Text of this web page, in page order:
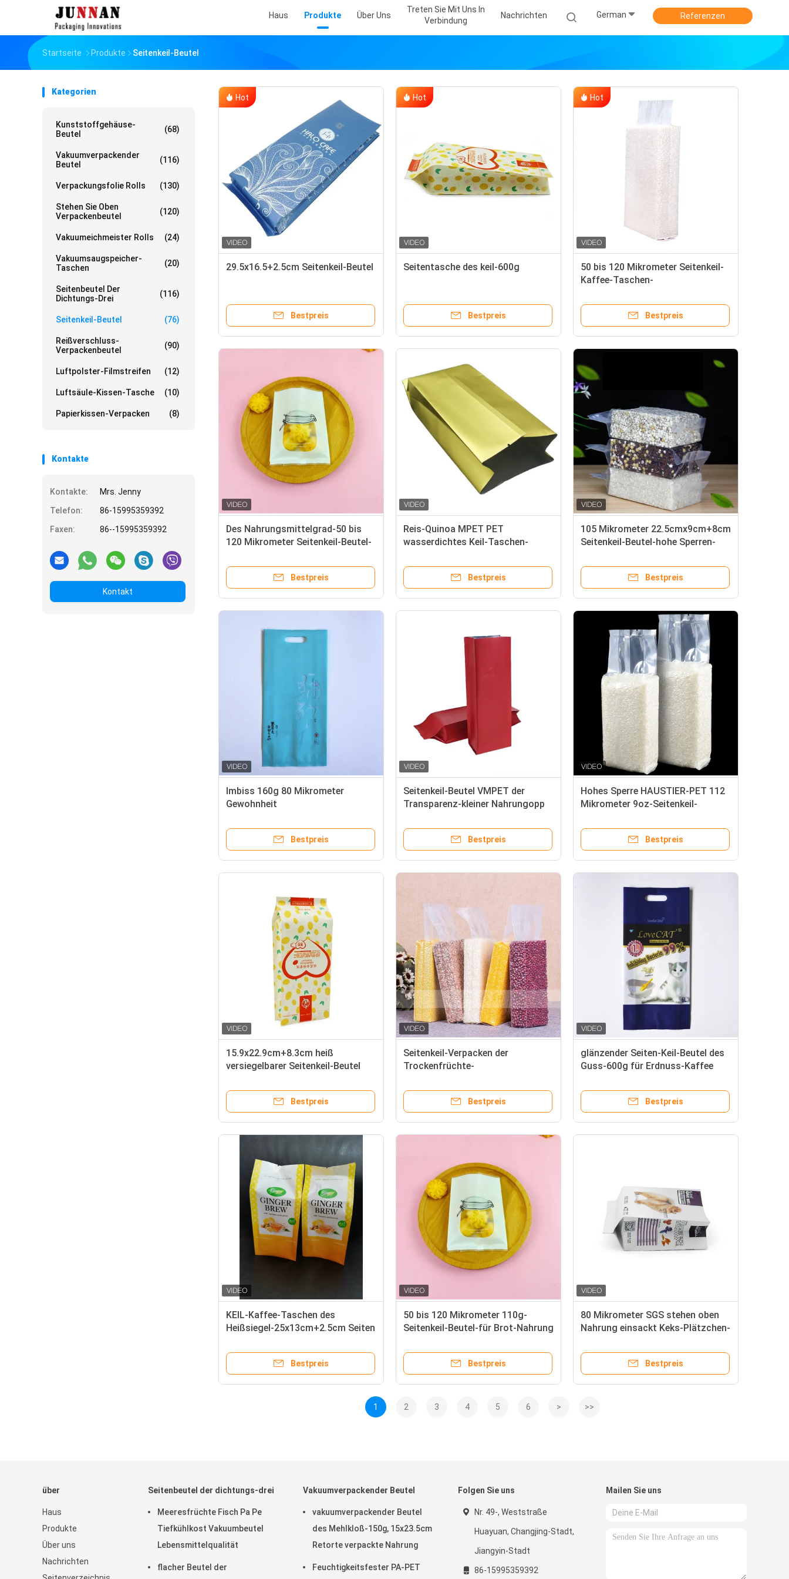
Haus Produkte Über Uns
Treten Sie Mit Uns In
Verbindung
Nachrichten German Referenzen
Startseite Produkte Seitenkeil-Beutel
Kategorien
Kunststoffgehäuse-
Beutel
(68)
Vakuumverpackender
Beutel
(116)
Verpackungsfolie Rolls (130)
Stehen Sie Oben
Verpackenbeutel
(120)
Vakuumeichmeister Rolls (24)
Vakuumsaugspeicher-
Taschen
(20)
Seitenbeutel Der
Dichtungs-Drei
(116)
Seitenkeil-Beutel (76)
Reißverschluss-
Verpackenbeutel
(90)
Luftpolster-Filmstreifen (12)
Luftsäule-Kissen-Tasche (10)
Papierkissen-Verpacken (8)
Kontakte
Kontakte:
Mrs. Jenny
Telefon:
86-15995359392
Faxen:
86--15995359392
Kontakt
Hot
29.5x16.5+2.5cm Seitenkeil-Beutel
Bestpreis
Hot
Seitentasche des keil-600g
Bestpreis
Hot
50 bis 120 Mikrometer Seitenkeil-
Kaffee-Taschen-
Bestpreis
Des Nahrungsmittelgrad-50 bis
120 Mikrometer Seitenkeil-Beutel-
Bestpreis
Reis-Quinoa MPET PET
wasserdichtes Keil-Taschen-
Bestpreis
105 Mikrometer 22.5cmx9cm+8cm
Seitenkeil-Beutel-hohe Sperren-
Bestpreis
Imbiss 160g 80 Mikrometer
Gewohnheit
Bestpreis
Seitenkeil-Beutel VMPET der
Transparenz-kleiner Nahrungopp
Bestpreis
Hohes Sperre HAUSTIER-PET 112
Mikrometer 9oz-Seitenkeil-
Bestpreis
15.9x22.9cm+8.3cm heiß
versiegelbarer Seitenkeil-Beutel
Bestpreis
Seitenkeil-Verpacken der
Trockenfrüchte-
Bestpreis
glänzender Seiten-Keil-Beutel des
Guss-600g für Erdnuss-Kaffee
Bestpreis
KEIL-Kaffee-Taschen des
Heißsiegel-25x13cm+2.5cm Seiten
Bestpreis
50 bis 120 Mikrometer 110g-
Seitenkeil-Beutel-für Brot-Nahrung
Bestpreis
80 Mikrometer SGS stehen oben
Nahrung einsackt Keks-Plätzchen-
Bestpreis
1 2 3 4 5 6 > >>
über
Haus
Produkte
Über uns
Nachrichten
Seitenbeutel der dichtungs-drei
Meeresfrüchte Fisch Pa Pe
Tiefkühlkost Vakuumbeutel
Lebensmittelqualität
flacher Beutel der
Vakuumverpackender Beutel
vakuumverpackender Beutel
des Mehlkloß-150g, 15x23.5cm
Retorte verpackte Nahrung
Feuchtigkeitsfester PA-PET
Folgen Sie uns
Nr. 49-, Weststraße
Huayuan, Changjing-Stadt,
Jiangyin-Stadt
86-15995359392
Mailen Sie uns